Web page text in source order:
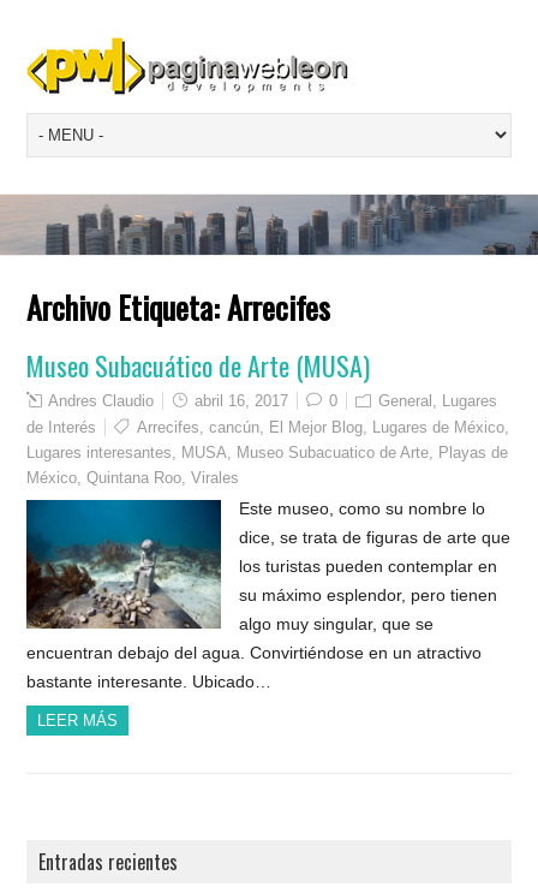
Archivo Etiqueta:Arrecifes
Museo Subacuático de Arte (MUSA)
Andres Claudio abril 16, 2017 0 General
Lugares
de Interés
Arrecifes ,cancún El Mejor Blog Lugares de México
Lugares interesantes
MUSA Museo Subacuatico de Arte
Playas de
México ,Quintana Roo ,Virales
Este museo, como su nombre lo
dice, se trata de figuras de arte que
los turistas pueden contemplar en
su máximo esplendor, pero tienen
algo muy singular, que se
encuentran debajo del agua. Convirtiéndose en un atractivo
bastante interesante. Ubicado…
LEER MÁS
Entradas recientes